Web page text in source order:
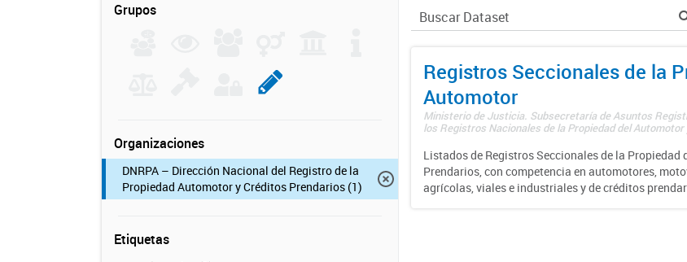
Grupos
Organizaciones
DNRPA – Dirección Nacional del Registro de la
Propiedad Automotor y Créditos Prendarios (1)
Etiquetas
Registros Seccionales de la
Automotor
Ministerio de Justicia. Subsecretaría de Asuntos
los Registros Nacionales de la Propiedad del
Listados de Registros Seccionales de la Propiedad
Prendarios, con competencia en automotores,
agrícolas, viales e industriales y de créditos